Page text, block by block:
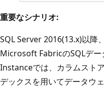
重要なシナリオ:
SQL Server 2016(13.x)以降
Microsoft FabricのSQLデ
Instanceでは、カラムスト
デックスを用いてデータウ